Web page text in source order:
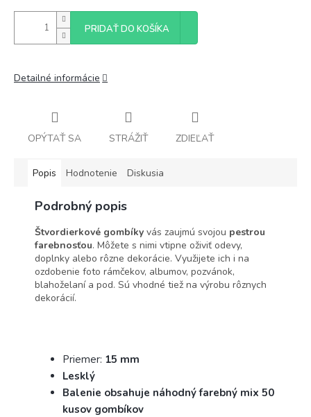
PRIDAŤ DO KOŠÍKA
Detailné informácie
OPÝTAŤ SA STRÁŽIŤ ZDIEĽAŤ
Popis Hodnotenie Diskusia
Podrobný popis
Štvordierkové gombíky vás zaujmú svojou pestrou
farebnosťou. Môžete s nimi vtipne oživiť odevy,
doplnky alebo rôzne dekorácie. Využijete ich i na
ozdobenie foto rámčekov, albumov, pozvánok,
blahoželaní a pod. Sú vhodné tiež na výrobu rôznych
dekorácií.
Priemer: 15 mm
Lesklý
Balenie obsahuje náhodný farebný mix 50
kusov gombíkov